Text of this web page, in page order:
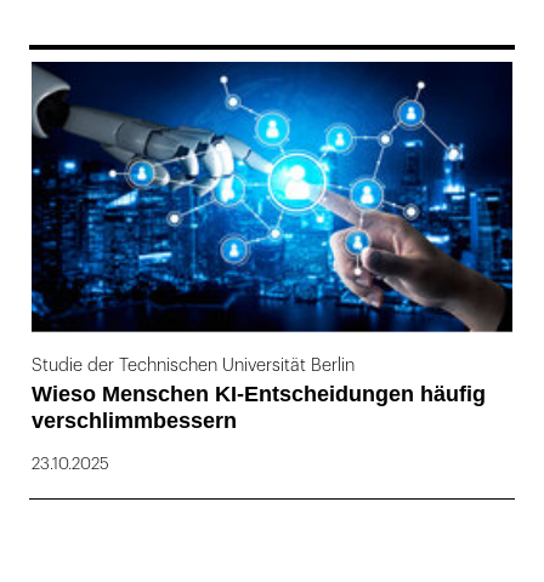
169
Studie der Technischen Universität Berlin
Wieso Menschen KI-Entscheidungen häufig
verschlimmbessern
23.10.2025